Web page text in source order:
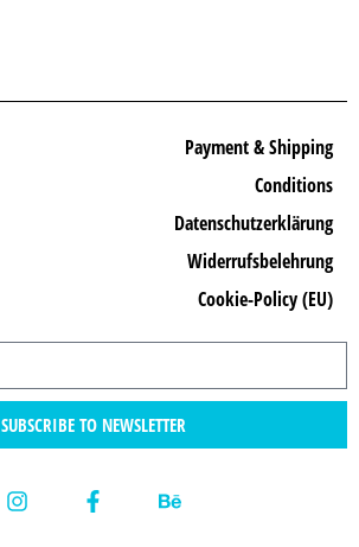
SUBSCRIBE TO NEWSLETTER
Payment & Shipping
Conditions
Datenschutzerklärung
Widerrufsbelehrung
Cookie-Policy (EU)